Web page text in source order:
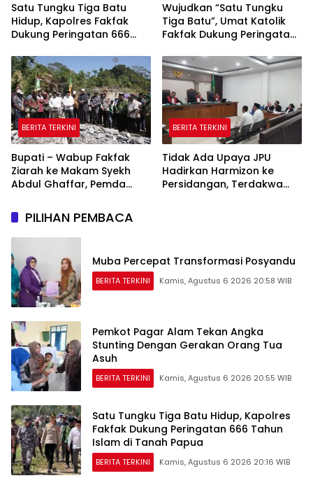
Satu Tungku Tiga Batu
Hidup, Kapolres Fakfak
Dukung Peringatan 666
Papua
Wujudkan “Satu Tungku
Tiga Batu”, Umat Katolik
Fakfak Dukung Peringatan
Papua
BERITA TERKINI
Bupati – Wabup Fakfak
Ziarah ke Makam Syekh
Abdul Ghaffar, Pemda
Peringatan 666 Tahun
Islam Masuk Tanah Papua
BERITA TERKINI
Tidak Ada Upaya JPU
Hadirkan Harmizon ke
Persidangan, Terdakwa
PILIHAN PEMBACA
Muba Percepat Transformasi Posyandu
BERITA TERKINI Kamis, Agustus 6 2026 20:58 WIB
Pemkot Pagar Alam Tekan Angka
Stunting Dengan Gerakan Orang Tua
Asuh
BERITA TERKINI Kamis, Agustus 6 2026 20:55 WIB
Satu Tungku Tiga Batu Hidup, Kapolres
Fakfak Dukung Peringatan 666 Tahun
Islam di Tanah Papua
BERITA TERKINI Kamis, Agustus 6 2026 20:16 WIB